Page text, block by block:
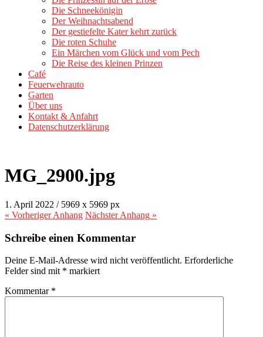
Die Schneekönigin
Der Weihnachtsabend
Der gestiefelte Kater kehrt zurück
Die roten Schuhe
Ein Märchen vom Glück und vom Pech
Die Reise des kleinen Prinzen
Café
Feuerwehrauto
Garten
Über uns
Kontakt & Anfahrt
Datenschutzerklärung
MG_2900.jpg
1. April 2022 / 5969 x 5969 px
« VorherigerAnhang NächsterAnhang »
Schreibe einen Kommentar
Deine E-Mail-Adresse wird nicht veröffentlicht. Erforderliche
Felder sind mit * markiert
Kommentar *